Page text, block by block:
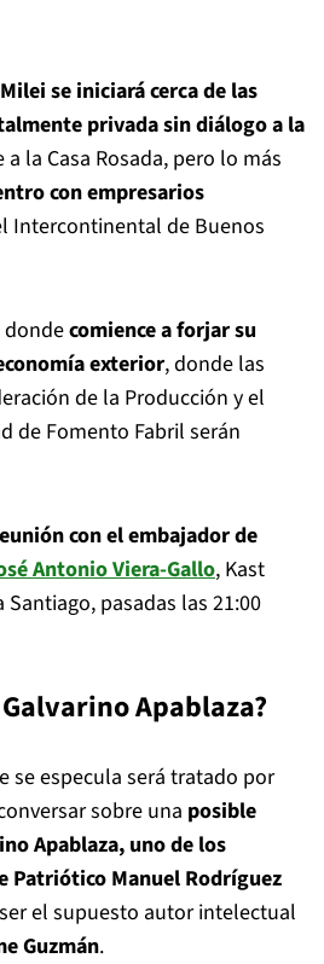
se iniciará cerca de las
privada sin diálogo a la
la Casa Rosada, pero lo más
con empresarios
Intercontinental de Buenos
dondecomience a forjar su
exterior, donde las
de la Producción y el
de Fomento Fabril serán
con el embajador de
Antonio Viera-Gallo, Kast
pasadas las 21:00
Apablaza?
se especula será tratado por
sobre una posible
Apablaza, uno de los
Patriótico Manuel Rodríguez
el supuesto autor intelectual
Guzmán.